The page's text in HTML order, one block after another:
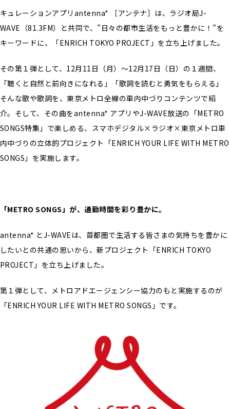
キュレーションアプリantenna* ［アンテナ］は、ラジオ局J-
WAVE（81.3FM）と共同で、”日々の都市生活をもっと豊かに！”を
キーワードに、「ENRICH TOKYO PROJECT」を立ち上げました。
その第１弾として、12月11日（月）～12月17日（日）の１週間、
「聴くと自然と前向きになれる」「歌詞を読むと勇気をもらえる」
そんな歌や歌詞を、東京メトロ全線の車内中づりコンテンツで紹
介。そして、その曲をantenna* アプリやJ-WAVE放送の「METRO
SONGS特集」で楽しめる、スマホデジタル×ラジオ×東京メトロ車
内中づりの立体的プロジェクト「ENRICH YOUR LIFE WITH METRO
SONGS」を実施します。
「METRO SONGS」が、通勤時間を彩り豊かに。
antenna* とJ-WAVEは、首都圏で生活する皆さまの気持ちを豊かに
したいとの共通の思いから、新プロジェクト「ENRICH TOKYO
PROJECT」を立ち上げました。
第１弾として、メトロアドエージェンシー協力のもと実施するのが
「ENRICH YOUR LIFE WITH METRO SONGS」です。